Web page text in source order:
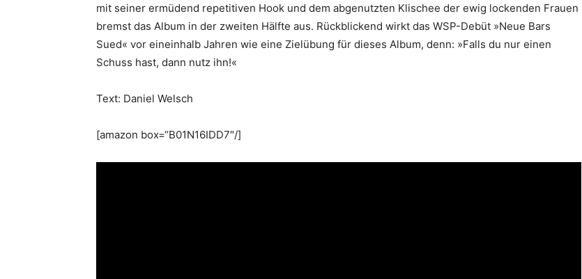
mit seiner ermüdend repetitiven Hook und dem abgenutzten Klischee der ewig lockenden Frauen
bremst das Album in der zweiten Hälfte aus. Rückblickend wirkt das WSP-Debüt »Neue Bars
Sued« vor eineinhalb Jahren wie eine Zielübung für dieses Album, denn: »Falls du nur einen
Schuss hast, dann nutz ihn!«
Text: Daniel Welsch
[amazon box=“B01N16IDD7″/]